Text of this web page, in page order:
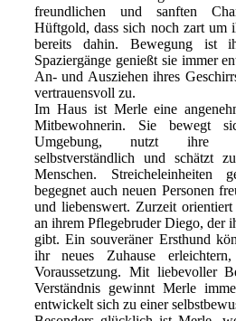
freundlichen und sanften
Hüftgold, dass sich noch zart um
bereits dahin. Bewegung ist
Spaziergänge genießt sie immer
An- und Ausziehen ihres
vertrauensvoll zu.
Im Haus ist Merle eine
Mitbewohnerin. Sie bewegt
Umgebung, nutzt ihre
selbstverständlich und schätzt
Menschen.
begegnet auch neuen Personen
und liebenswert. Zurzeit
an ihrem Pflegebruder Diego, der
gibt. Ein souveräner Ersthund
ihr neues Zuhause
Voraussetzung. Mit liebevoller
Verständnis gewinnt Merle
entwickelt sich zu einer